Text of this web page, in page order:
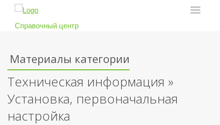
Toggle
Справочный центр
Материалы категории
Техническая информация »
Установка, первоначальная
настройка